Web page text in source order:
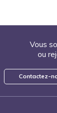
Vous
ou
Contactez-